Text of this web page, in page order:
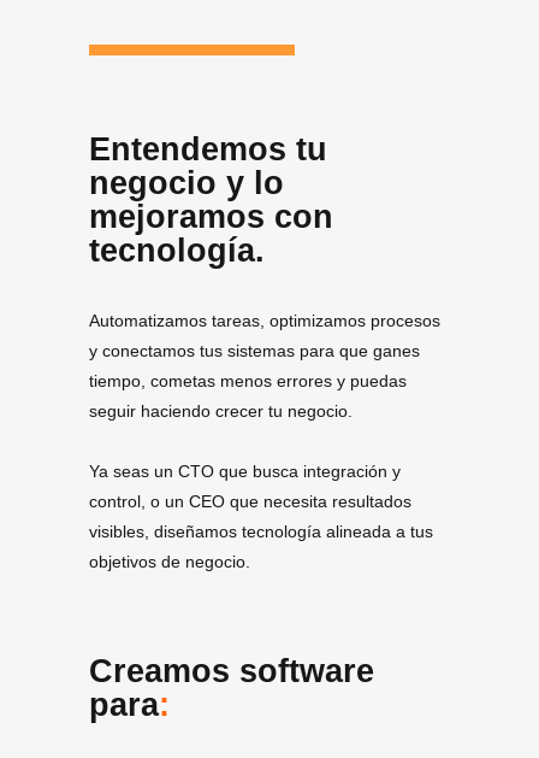
Entendemos tu
negocio y lo
mejoramos con
tecnología.
Automatizamos tareas, optimizamos procesos
y conectamos tus sistemas para que ganes
tiempo, cometas menos errores y puedas
seguir haciendo crecer tu negocio.
Ya seas un CTO que busca integración y
control, o un CEO que necesita resultados
visibles, diseñamos tecnología alineada a tus
objetivos de negocio.
Creamos software
para: